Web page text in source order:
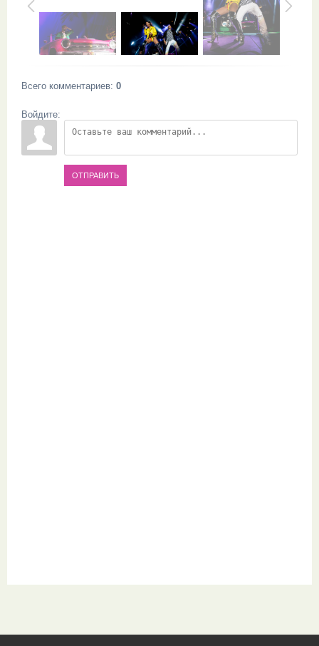
Всего комментариев: 0
Войдите:
ОТПРАВИТЬ